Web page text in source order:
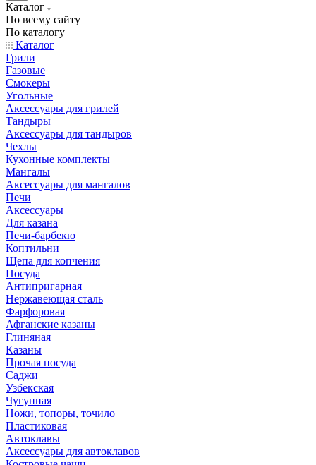
Каталог
По всему сайту
По каталогу
Каталог
Грили
Газовые
Смокеры
Угольные
Аксессуары для грилей
Тандыры
Аксессуары для тандыров
Чехлы
Кухонные комплекты
Мангалы
Аксессуары для мангалов
Печи
Аксессуары
Для казана
Печи-барбекю
Коптильни
Щепа для копчения
Посуда
Антипригарная
Нержавеющая сталь
Фарфоровая
Афганские казаны
Глиняная
Казаны
Прочая посуда
Саджи
Узбекская
Чугунная
Ножи, топоры, точило
Пластиковая
Автоклавы
Аксессуары для автоклавов